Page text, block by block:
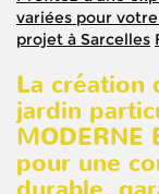
variées pour
projet à Sarcelles
La création
jardin
MODERNE
pour une